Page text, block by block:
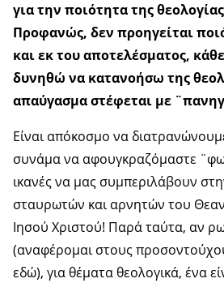
για την ποιότητα της
Προφανώς, δεν προηγείται
και εκ του αποτελέσματος,
δυνηθώ να κατανοήσω της
απαύγασμα στέφεται με
Είναι απόκοσμο να
συνάμα να αφουγκραζόμαστε
ικανές να μας συμπεριλάβουν
σταυρωτών και αρνητών του
Ιησού Χριστού! Παρά ταύτα, αν
(αναφέρομαι στους
εδώ), για θέματα θεολογικά, ένα